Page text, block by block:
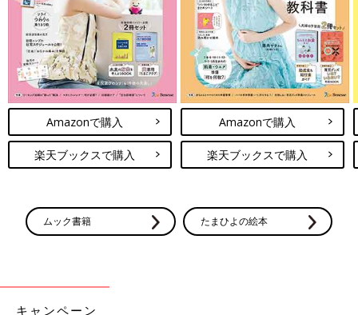
Amazonで購入
楽天ブックスで購入
Amazonで購入
楽天ブックスで購入
ムック書籍 たまひよの絵本
キャンペーン